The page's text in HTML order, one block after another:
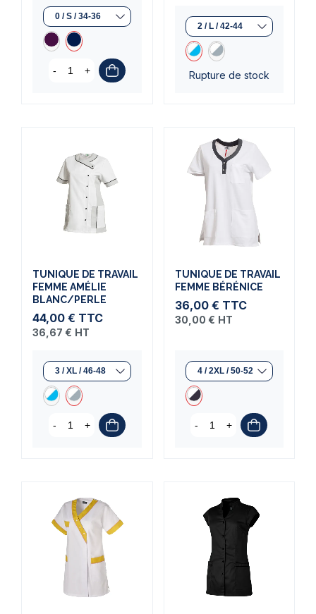
- + Rupture de stock
TUNIQUE DE TRAVAIL
FEMME AMÉLIE
BLANC/PERLE
44,00 € TTC
36,67 € HT
- +
TUNIQUE DE TRAVAIL
FEMME BÉRÉNICE
36,00 € TTC
30,00 € HT
- +